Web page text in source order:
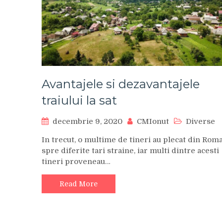
Avantajele si dezavantajele
traiului la sat
decembrie 9, 2020 CMIonut Diverse
In trecut, o multime de tineri au plecat din
spre diferite tari straine, iar multi dintre acesti
tineri proveneau…
Read More